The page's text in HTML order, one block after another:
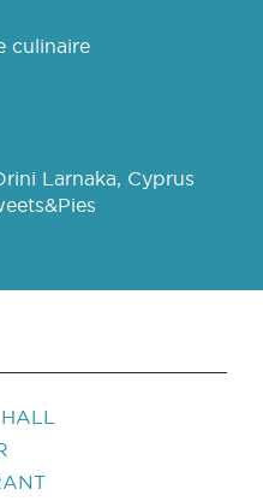
culinaire
Larnaka, Cyprus